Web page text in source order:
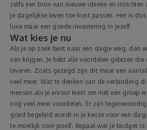
zelfs een bron van nieuwe ideeën en
je dagelijkse leven toe kunt passen. Het is
luxe maar een goede investering in jezelf.
Wat kies je nu
Als je op zoek bent naar een dagje weg, dan
van krijgen. Je hebt alle voordelen gelezen
leveren. Zoals gezegd zijn dit maar een
veel meer. Wat te denken van de verbinding
mensen als je ervoor kiest om met een groep
nog veel meer voordelen. Er zijn
goed begeleid wordt in je keuze voor een
te moeilijk voor jezelf. Bepaal wat je budget is